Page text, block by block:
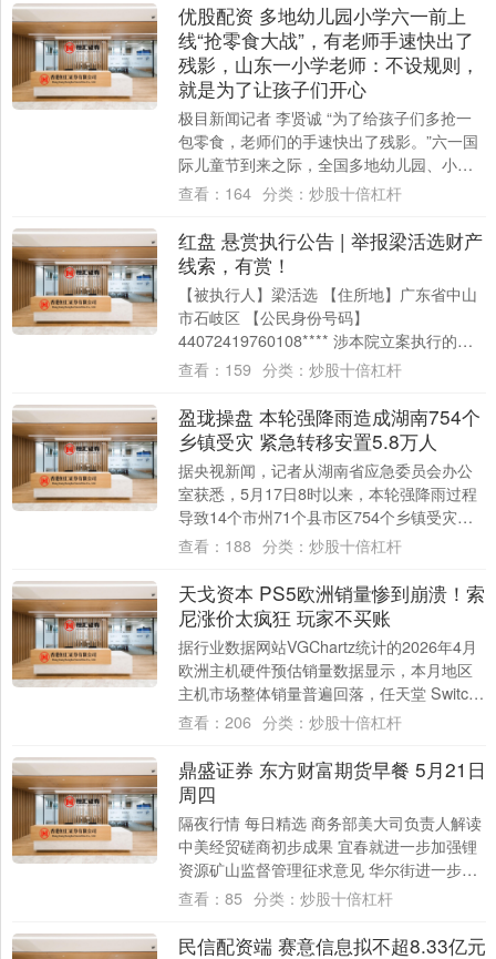
优股配资 多地幼儿园小学六一前上
线“抢零食大战”，有老师手速快出了
残影，山东一小学老师：不设规则，
就是为了让孩子们开心
极目新闻记者 李贤诚 “为了给孩子们多抢一
包零食，老师们的手速快出了残影。”六一国
际儿童节到来之际，全国多地幼儿园、小学
举办“抢零食大战”，操场上欢笑声和尖叫声....
查看： 164 分类： 炒股十倍杠杆
红盘 悬赏执行公告 | 举报梁活选财产
线索，有赏！
【被执行人】梁活选 【住所地】广东省中山
市石岐区 【公民身份号码】
44072419760108**** 涉本院立案执行的
（2024）粤1972执9561-10号....
查看： 159 分类： 炒股十倍杠杆
盈珑操盘 本轮强降雨造成湖南754个
乡镇受灾 紧急转移安置5.8万人
据央视新闻，记者从湖南省应急委员会办公
室获悉，5月17日8时以来，本轮强降雨过程
导致14个市州71个县市区754个乡镇受灾，
紧急转移安置5.8万人。5月17日以....
查看： 188 分类： 炒股十倍杠杆
天戈资本 PS5欧洲销量惨到崩溃！索
尼涨价太疯狂 玩家不买账
据行业数据网站VGChartz统计的2026年4月
欧洲主机硬件预估销量数据显示，本月地区
主机市场整体销量普遍回落，任天堂 Switch
2稳居销量榜首。 数据显....
查看： 206 分类： 炒股十倍杠杆
鼎盛证券 东方财富期货早餐 5月21日
周四
隔夜行情 每日精选 商务部美大司负责人解读
中美经贸磋商初步成果 宜春就进一步加强锂
资源矿山监督管理征求意见 华尔街进一步上
调铝目标价 供应受损将支撑未来几个季度....
查看： 85 分类： 炒股十倍杠杆
民信配资端 赛意信息拟不超8.33亿元